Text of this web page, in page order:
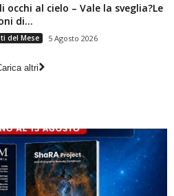
occhi al cielo – Vale la sveglia?Le
di...
del Mese 5 Agosto 2026
altri